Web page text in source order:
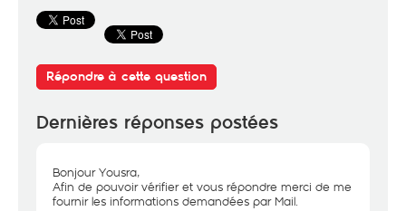
Répondre à cette question
Dernières réponses postées
Bonjour Yousra,
Afin de pouvoir vérifier et vous répondre merci de me
fournir les informations demandées par Mail.